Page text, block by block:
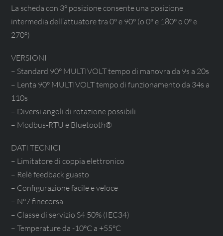
La scheda con 3° posizione consente una posizione
intermedia dell’attuatore tra 0° e 90° (o 0° e 180° o 0° e
270°)
VERSIONI
– Standard 90° MULTIVOLT tempo di manovra da 9s a 20s
– Lenta 90° MULTIVOLT tempo di funzionamento da 34s a
110s
– Diversi angoli di rotazione possibili
– Modbus-RTU e Bluetooth®
DATI TECNICI
– Limitatore di coppia elettronico
– Relè feedback guasto
– Configurazione facile e veloce
– N°7 finecorsa
– Classe di servizio S4 50% (IEC34)
– Temperature da -10°C a +55°C